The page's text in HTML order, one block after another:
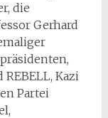
die
Gerhard
Kazi
Partei